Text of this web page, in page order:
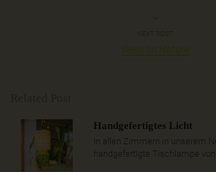
Sleep on Nature
Handgefertigtes Licht
In allen Zimmern in unserem
handgefertigte Tischlampe